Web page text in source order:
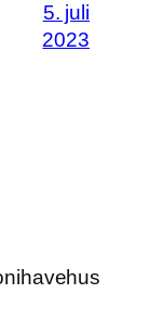
5. juli
2023